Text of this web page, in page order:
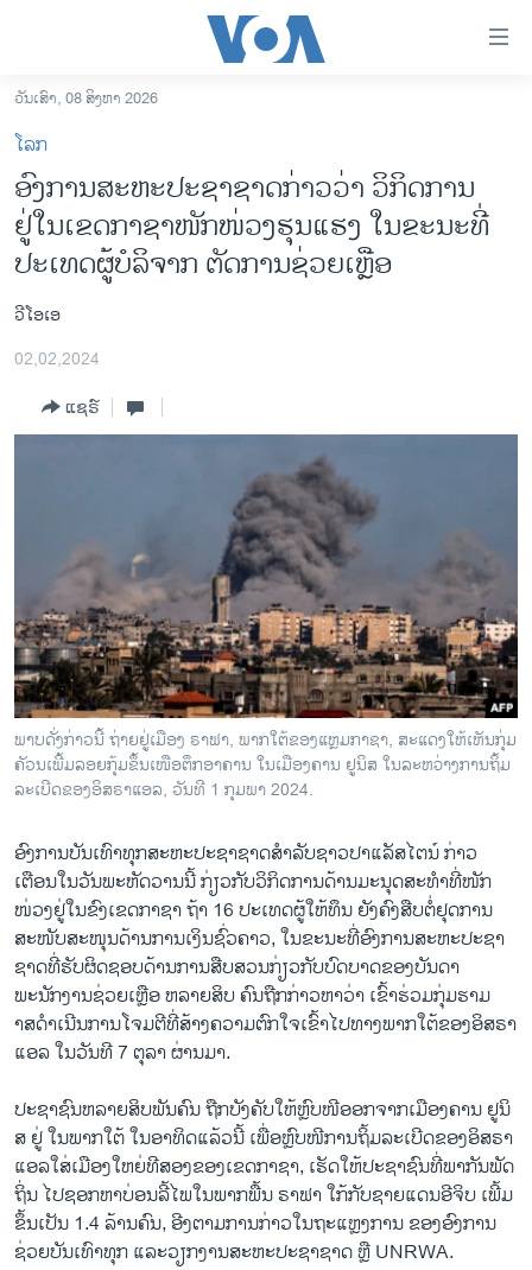
ເຂົ້າ
ຫາ
ຂ້າມ
ຂ້າມ
ຂ້າມ
ໄປ
ຫາ
ຊອກ
ລາວ
ອາເມຣິກາ
ການເລືອກຕັ້ງ ປະທານາທີບໍດີ ສະຫະລັດ 2024
ອິດສະຫຼະພາບດ້ານການຂ່າວ
ວິທະຍາສາດ-ເທັກໂນໂລຈີ
ທຸລະກິດ
ພາສາອັງກິດ
ວີດີໂອ
ສຽງ
ລາຍການກະຈາຍສຽງ
ຕິດຕາມພວກເຮົາ ທີ່
ພາສາຕ່າງໆ
ວັນເສົາ, 08 ສິງຫາ 2026
ໂລກ
ອົງການສະຫະປະຊາຊາດກ່າວວ່າ ວິກິດການ
ຢູ່ໃນ​ເຂດກາຊາໜັກໜ່ວງຮຸນແຮງ ໃນຂະນະທີ່
ປະເທດຜູ້ບໍລິຈາກ ຕັດການຊ່ວຍເຫຼືອ
ວີໂອເອ
02,02,2024
ແຊຣ໌
ພາບດັ່ງກ່າວນີ້ ຖ່າຍຢູ່ເມືອງ ຣາຟາ, ພາກໃຕ້ຂອງແຫຼມກາຊາ, ສະແດງໃຫ້ເຫັນກຸ່ມ
ຄັວນເພີ້ມລອຍກຸ້ມຂຶ້ນເໜືອຕຶກອາຄານ ໃນເມືອງຄານ ຢູນິສ ໃນລະຫວ່າງການຖິ້ມ
ລະເບີດຂອງອິສຣາແອລ, ວັນທີ 1 ກຸມພາ 2024.
ອົງການ​ບັນເທົາທຸກສະຫະ​ປະຊາ​ຊາດສໍາລັບ​ຊາວປາ​ແລັ​ສ​ໄຕ​ນ໌ ກ່າວ​
ເຕືອນ​ໃນ​ວັນ​ພະຫັດ​ວານ​ນີ້ ​ກ່ຽວ​ກັບ​ວິ​ກິດ​ການ​ດ້ານ​ມະນຸດສະທຳ​ທີ່ໜັກ
ໜ່ວງຢູ່ໃນຂົງ​ເຂດ​ກາຊາ ຖ້າ 16 ປະ​ເທດ​ຜູ້​ໃຫ້​ທຶນ ຍັງຄົງ​ສືບ​ຕໍ່​ຢຸດ​ການ​
ສະໜັບສະໜຸນ​ດ້ານ​ການ​ເງິນຊົ່ວຄາວ, ​ໃນ​ຂະນະ​ທີ່​ອົງການ​ສະຫະ​ປະຊາ​
ຊາດ​ທີ່​ຮັບ​ຜິດ​ຊອບດ້ານການ​ສືບ​ສວນ​ກ່ຽວ​ກັບ​ບົດບາດຂອງ​ບັນດາ
ພະນັກງານຊ່ວຍ​ເຫຼືອ ​ຫລາຍ​ສິບ ​ຄົນ​ຖືກ​ກ່າວ​ຫາວ່າ​ ເຂົ້າຮ່ວມ​ກຸ່ມຮາມ
າສດໍາເນີນການໂຈມຕີທີ່ສ້າງຄວາມຕົກໃຈເຂົ້າໄປທາງພາກໃຕ້ຂອງອິສຣາ
ແອລ ​ໃນ​ວັນ​ທີ 7 ຕຸລາ​ ຜ່ານມາ.
ປະຊາຊົນຫລາຍສິບພັນຄົນ ຖືກບັງຄັບໃຫ້ຫຼົບໜີອອກຈາກເມືອງ​ຄານ ຢູ​ນິ​
ສ ຢູ່ ໃນພາກໃຕ້ ໃນອາທິດແລ້ວນີ້ ເພື່ອຫຼົບໜີການຖິ້ມລະເບີດຂອງອິສຣາ
ແອລໃສ່ເມືອງໃຫຍ່ທີສອງຂອງເຂດກາຊາ, ເຮັດໃຫ້ປະຊາຊົນທີ່ພາກັນພັດ
ຖິ່ນ ໄປຊອກຫາບ່ອນລີ້ໄພໃນພາກພື້ນ ຣາຟາ ໃກ້ກັບຊາຍແດນອີຈິບ ເພີ້ມ
ຂຶ້ນເປັນ 1.4 ລ້ານຄົນ, ອີງຕາມການກ່າວໃນຖະແຫຼງການ ຂອງອົງການ
ຊ່ວຍບັນເທົາທຸກ ແລະວຽກງານສະຫະປະຊາຊາດ ຫຼື UNRWA.